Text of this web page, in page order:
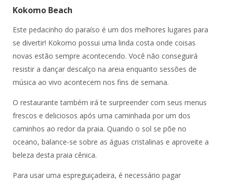
Kokomo Beach
Este pedacinho do paraíso é um dos melhores lugares para
se divertir! Kokomo possui uma linda costa onde coisas
novas estão sempre acontecendo. Você não conseguirá
resistir a dançar descalço na areia enquanto sessões de
música ao vivo acontecem nos fins de semana.
O restaurante também irá te surpreender com seus menus
frescos e deliciosos após uma caminhada por um dos
caminhos ao redor da praia. Quando o sol se põe no
oceano, balance-se sobre as águas cristalinas e aproveite a
beleza desta praia cênica.
Para usar uma espreguiçadeira, é necessário pagar